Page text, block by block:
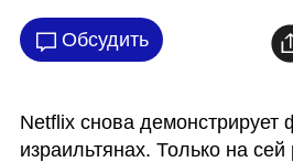
Обсудить
Netflix снова демонстрирует
израильтянах. Только на сей